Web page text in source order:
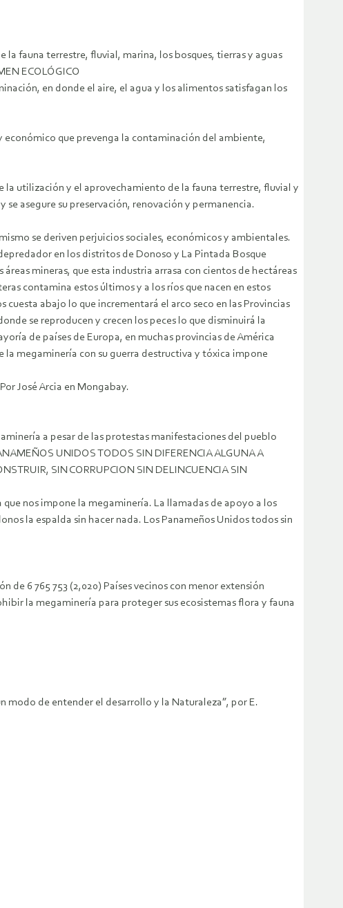
la fauna terrestre, fluvial, marina, los bosques, tierras y aguas
ECOLÓGICO
en donde el aire, el agua y los alimentos satisfagan los
que prevenga la contaminación del ambiente,
la utilización y el aprovechamiento de la fauna terrestre, fluvial y
asegure su preservación, renovación y permanencia.
se deriven perjuicios sociales, económicos y ambientales.
en los distritos de Donoso y La Pintada Bosque
mineras, que esta industria arrasa con cientos de hectáreas
contamina estos últimos y a los ríos que nacen en estos
abajo lo que incrementará el arco seco en las Provincias
se reproducen y crecen los peces lo que disminuirá la
de países de Europa, en muchas provincias de América
la megaminería con su guerra destructiva y tóxica impone
José Arcia en Mongabay.
a pesar de las protestas manifestaciones del pueblo
UNIDOS TODOS SIN DIFERENCIA ALGUNA A
SIN CORRUPCION SIN DELINCUENCIA SIN
nos impone la megaminería. La llamadas de apoyo a los
la espalda sin hacer nada. Los Panameños Unidos todos sin
de 6 765 753 (2,020) Países vecinos con menor extensión
la megaminería para proteger sus ecosistemas flora y fauna
modo de entender el desarrollo y la Naturaleza”, por E.